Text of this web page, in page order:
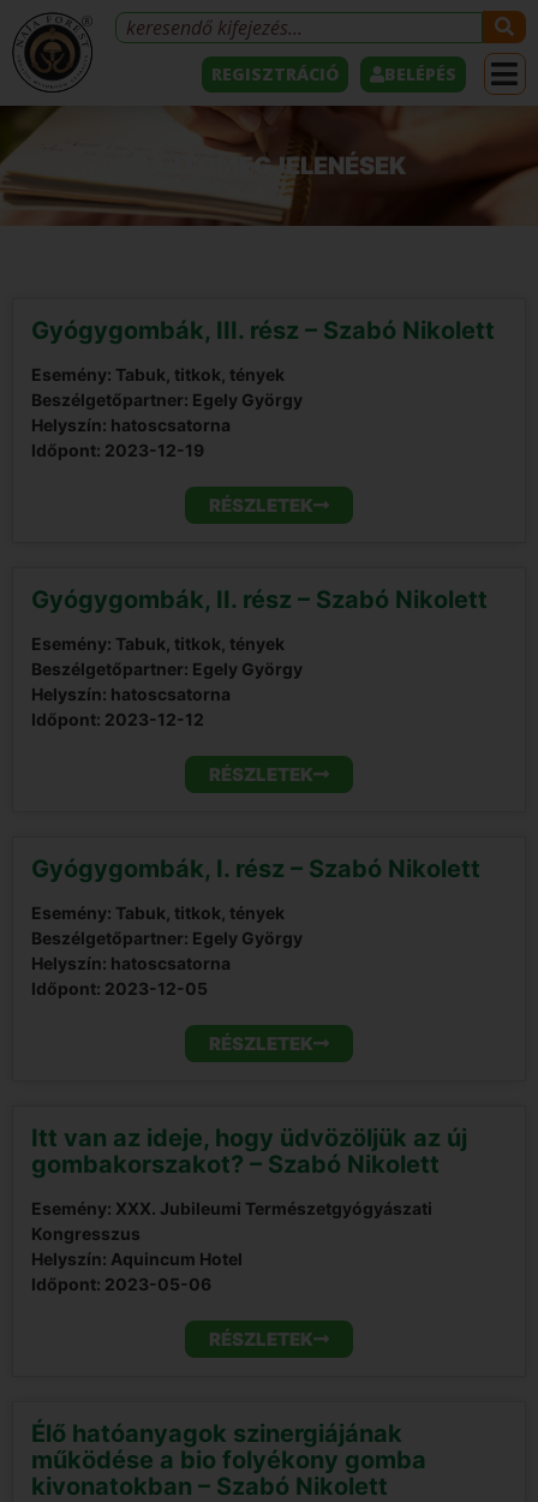
REGISZTRÁCIÓ BELÉPÉS
SAJTÓMEGJELENÉSEK
Gyógygombák, III. rész – Szabó Nikolett
Esemény: Tabuk, titkok, tények
Beszélgetőpartner: Egely György
Helyszín: hatoscsatorna
Időpont: 2023-12-19
RÉSZLETEK
Gyógygombák, II. rész – Szabó Nikolett
Esemény: Tabuk, titkok, tények
Beszélgetőpartner: Egely György
Helyszín: hatoscsatorna
Időpont: 2023-12-12
RÉSZLETEK
Gyógygombák, I. rész – Szabó Nikolett
Esemény: Tabuk, titkok, tények
Beszélgetőpartner: Egely György
Helyszín: hatoscsatorna
Időpont: 2023-12-05
RÉSZLETEK
Itt van az ideje, hogy üdvözöljük az új
gombakorszakot? – Szabó Nikolett
Esemény: XXX. Jubileumi Természetgyógyászati
Kongresszus
Helyszín: Aquincum Hotel
Időpont: 2023-05-06
RÉSZLETEK
Élő hatóanyagok szinergiájának
működése a bio folyékony gomba
kivonatokban – Szabó Nikolett